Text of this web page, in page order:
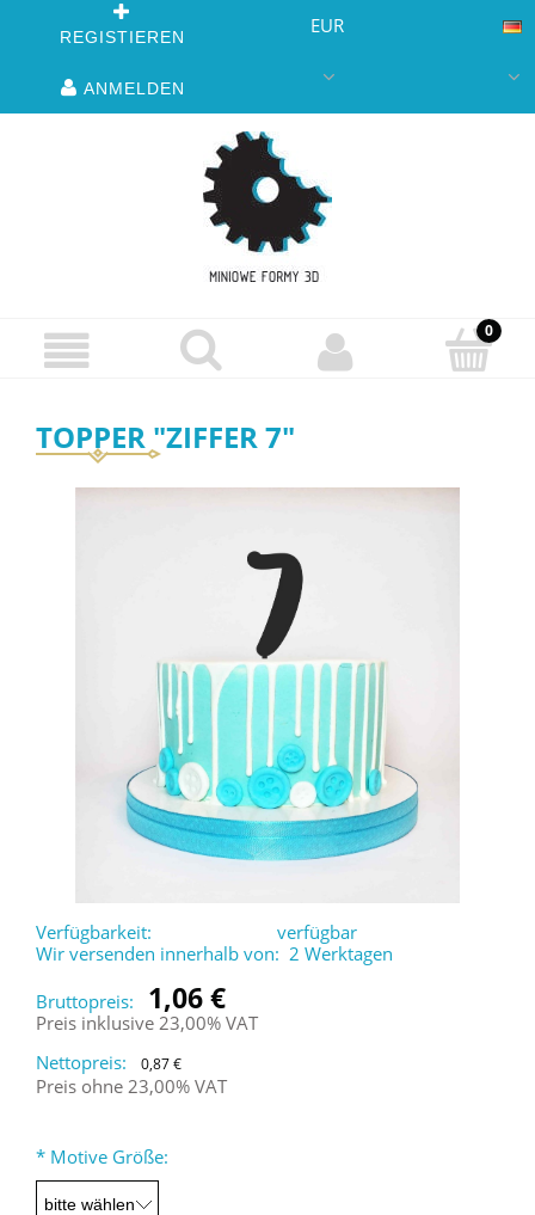
REGISTIEREN
ANMELDEN
EUR
TOPPER "ZIFFER 7"
Verfügbarkeit:
verfügbar
Wir versenden innerhalb von: 2 Werktagen
Bruttopreis:
1,06 €
Preis inklusive 23,00% VAT
Nettopreis:
0,87 €
Preis ohne 23,00% VAT
* Motive Größe: